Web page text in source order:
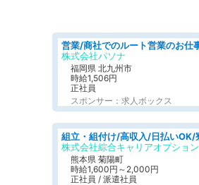
株式会社パソナ
福岡県 北九州市
時給1,506円
正社員
スポンサー：求人ボックス
株式会社綜合キャリアオプション
熊本県 菊陽町
時給1,600円～2,000円
正社員 / 派遣社員